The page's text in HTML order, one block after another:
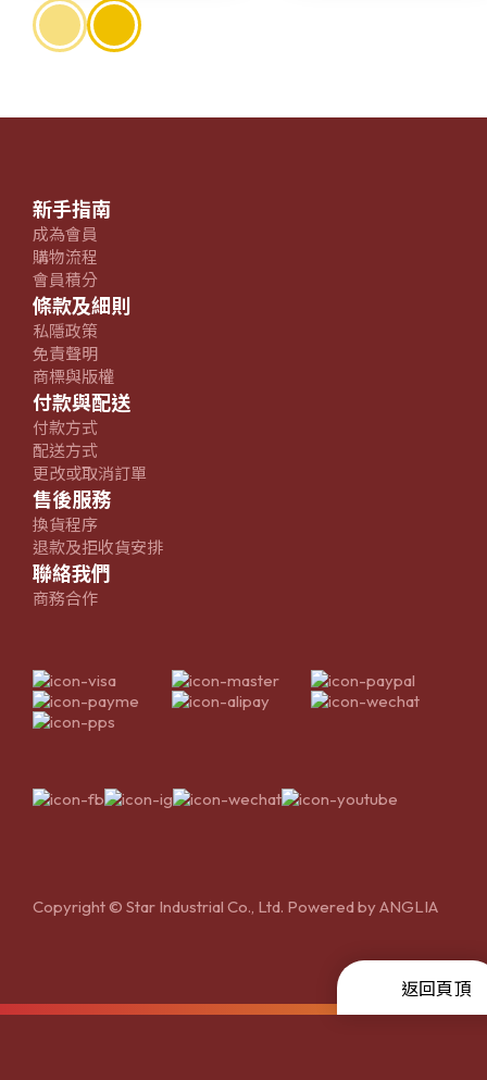
新手指南
成為會員
購物流程
會員積分
條款及細則
私隱政策
免責聲明
商標與版權
付款與配送
付款方式
配送方式
更改或取消訂單
售後服務
換貨程序
退款及拒收貨安排
聯絡我們
商務合作
Copyright © Star Industrial Co., Ltd. Powered byANGLIA
返回頁頂